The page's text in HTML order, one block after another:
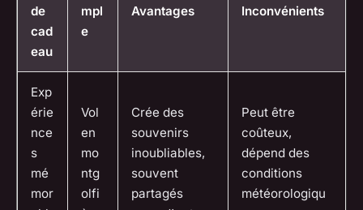
de
cad
eau
mpl
e
Avantages Inconvénients
Exp
érie
nce
s
mé
mor
Vol
en
mo
ntg
olfi
Crée des
souvenirs
inoubliables,
souvent
partagés
Peut être
coûteux,
dépend des
conditions
météorologiqu